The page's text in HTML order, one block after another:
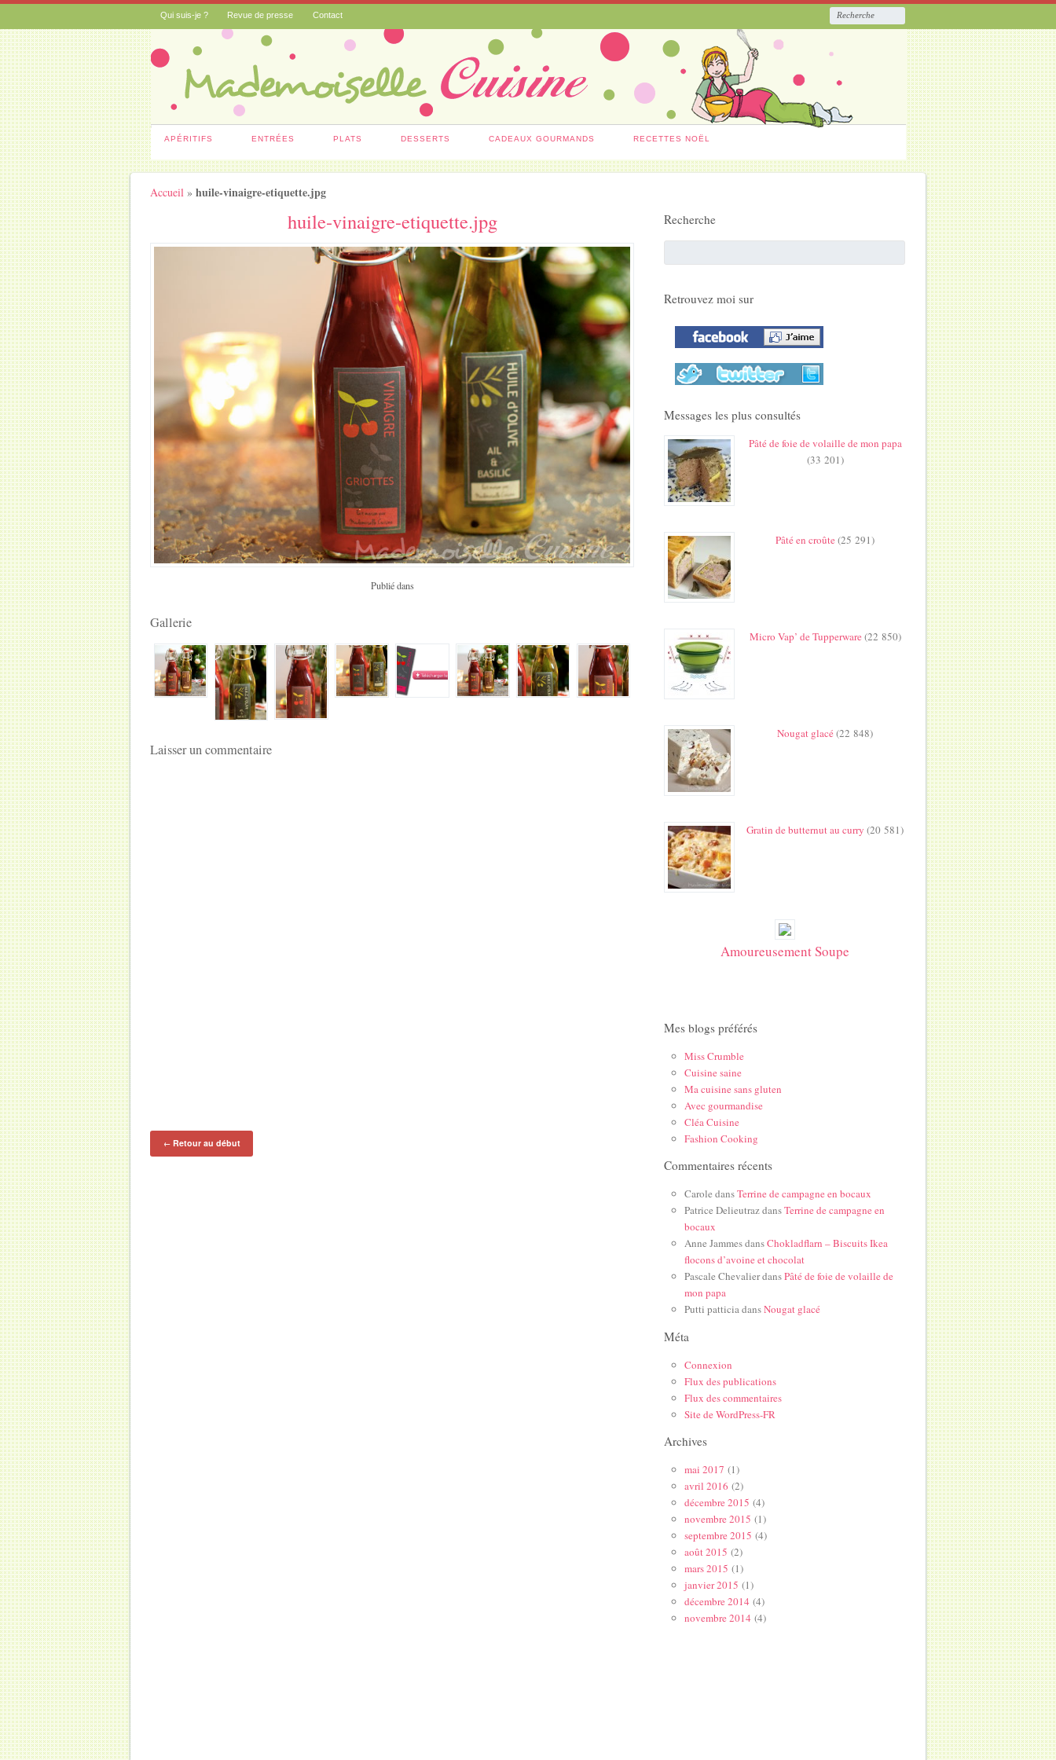
Qui suis-je ? Revue de presse Contact
APÉRITIFS ENTRÉES PLATS DESSERTS CADEAUX GOURMANDS RECETTES NOËL
Accueil »huile-vinaigre-etiquette.jpg
huile-vinaigre-etiquette.jpg
Publié dans
Gallerie
Laisser un commentaire
←Retour au début
Recherche
Retrouvez moi sur
Messages les plus consultés
Pâté de foie de volaille de mon papa
(33 201)
Pâté en croûte(25 291)
Micro Vap’ de Tupperware(22 850)
Nougat glacé(22 848)
Gratin de butternut au curry (20 581)
Amoureusement Soupe
Mes blogs préférés
Miss Crumble
Cuisine saine
Ma cuisine sans gluten
Avec gourmandise
Cléa Cuisine
Fashion Cooking
Commentaires récents
Carole dansTerrine de campagne en bocaux
Patrice DelieutrazdansTerrine de campagne en
bocaux
Anne JammesdansChokladflarn – Biscuits Ikea
flocons d’avoine et chocolat
Pascale ChevalierdansPâté de foie de volaille de
mon papa
Putti patticiadansNougat glacé
Méta
Connexion
Flux des publications
Flux des commentaires
Site de WordPress-FR
Archives
mai 2017 (1)
avril 2016 (2)
décembre 2015 (4)
novembre 2015 (1)
septembre 2015 (4)
août 2015 (2)
mars 2015 (1)
janvier 2015 (1)
décembre 2014 (4)
novembre 2014 (4)